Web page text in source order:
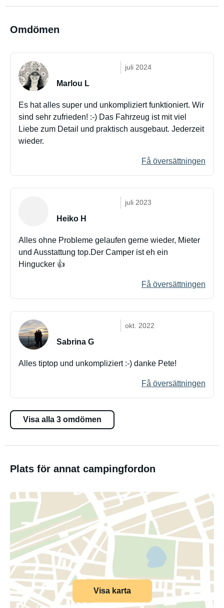
Omdömen
juli 2024
Marlou L
Es hat alles super und unkompliziert funktioniert. Wir
sind sehr zufrieden! :-) Das Fahrzeug ist mit viel
Liebe zum Detail und praktisch ausgebaut. Jederzeit
wieder.
Få översättningen
juli 2023
Heiko H
Alles ohne Probleme gelaufen gerne wieder, Mieter
und Ausstattung top.Der Camper ist eh ein
Hingucker 👍
Få översättningen
okt. 2022
Sabrina G
Alles tiptop und unkompliziert :-) danke Pete!
Få översättningen
Visa alla 3 omdömen
Plats för annat campingfordon
Visa karta